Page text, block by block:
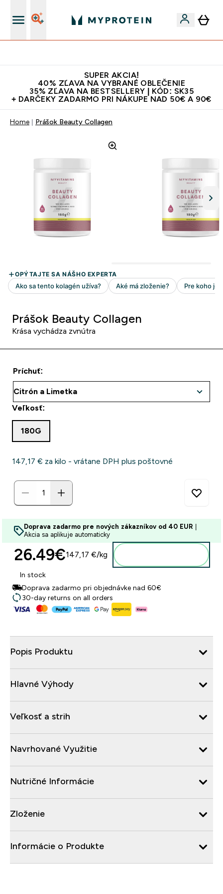
SUPER AKCIA!
40% ZĽAVA NA VYBRANÉ OBLEČENIE
35% ZĽAVA NA BESTSELLERY | KÓD: SK35
+ DARČEKY ZADARMO PRI NÁKUPE NAD 50€ A 90€
Home Prášok Beauty Collagen
Prášok Beauty Collagen
Krása vychádza zvnútra
Príchuť:
Veľkosť:
180G
147,17 €‎ za kilo - vrátane DPH plus poštovné
Doprava zadarmo pre nových zákazníkov od 40 EUR
Akcia sa aplikuje automaticky
26.49€‎147,17 €‎/kg
In stock
Doprava zadarmo pri objednávke nad 60€
30-day returns on all orders
Popis Produktu
Hlavné Výhody
Veľkosť a strih
Navrhované Využitie
Nutričné Informácie
Zloženie
Informácie o Produkte